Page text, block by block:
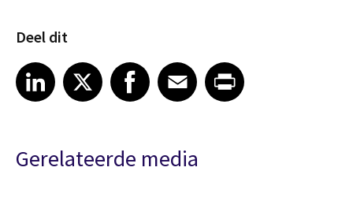
Deel dit
Share article on LinkedIn
LinkedIn
Share article on XShare article on Facebook
Facebook
Share article on Email
EmailShare article on Print
Gerelateerde media